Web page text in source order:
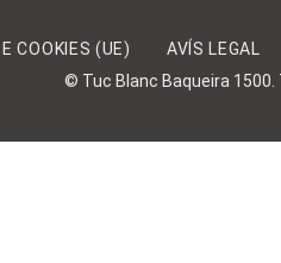
COOKIES (UE) AVÍS LEGAL
© Tuc Blanc Baqueira